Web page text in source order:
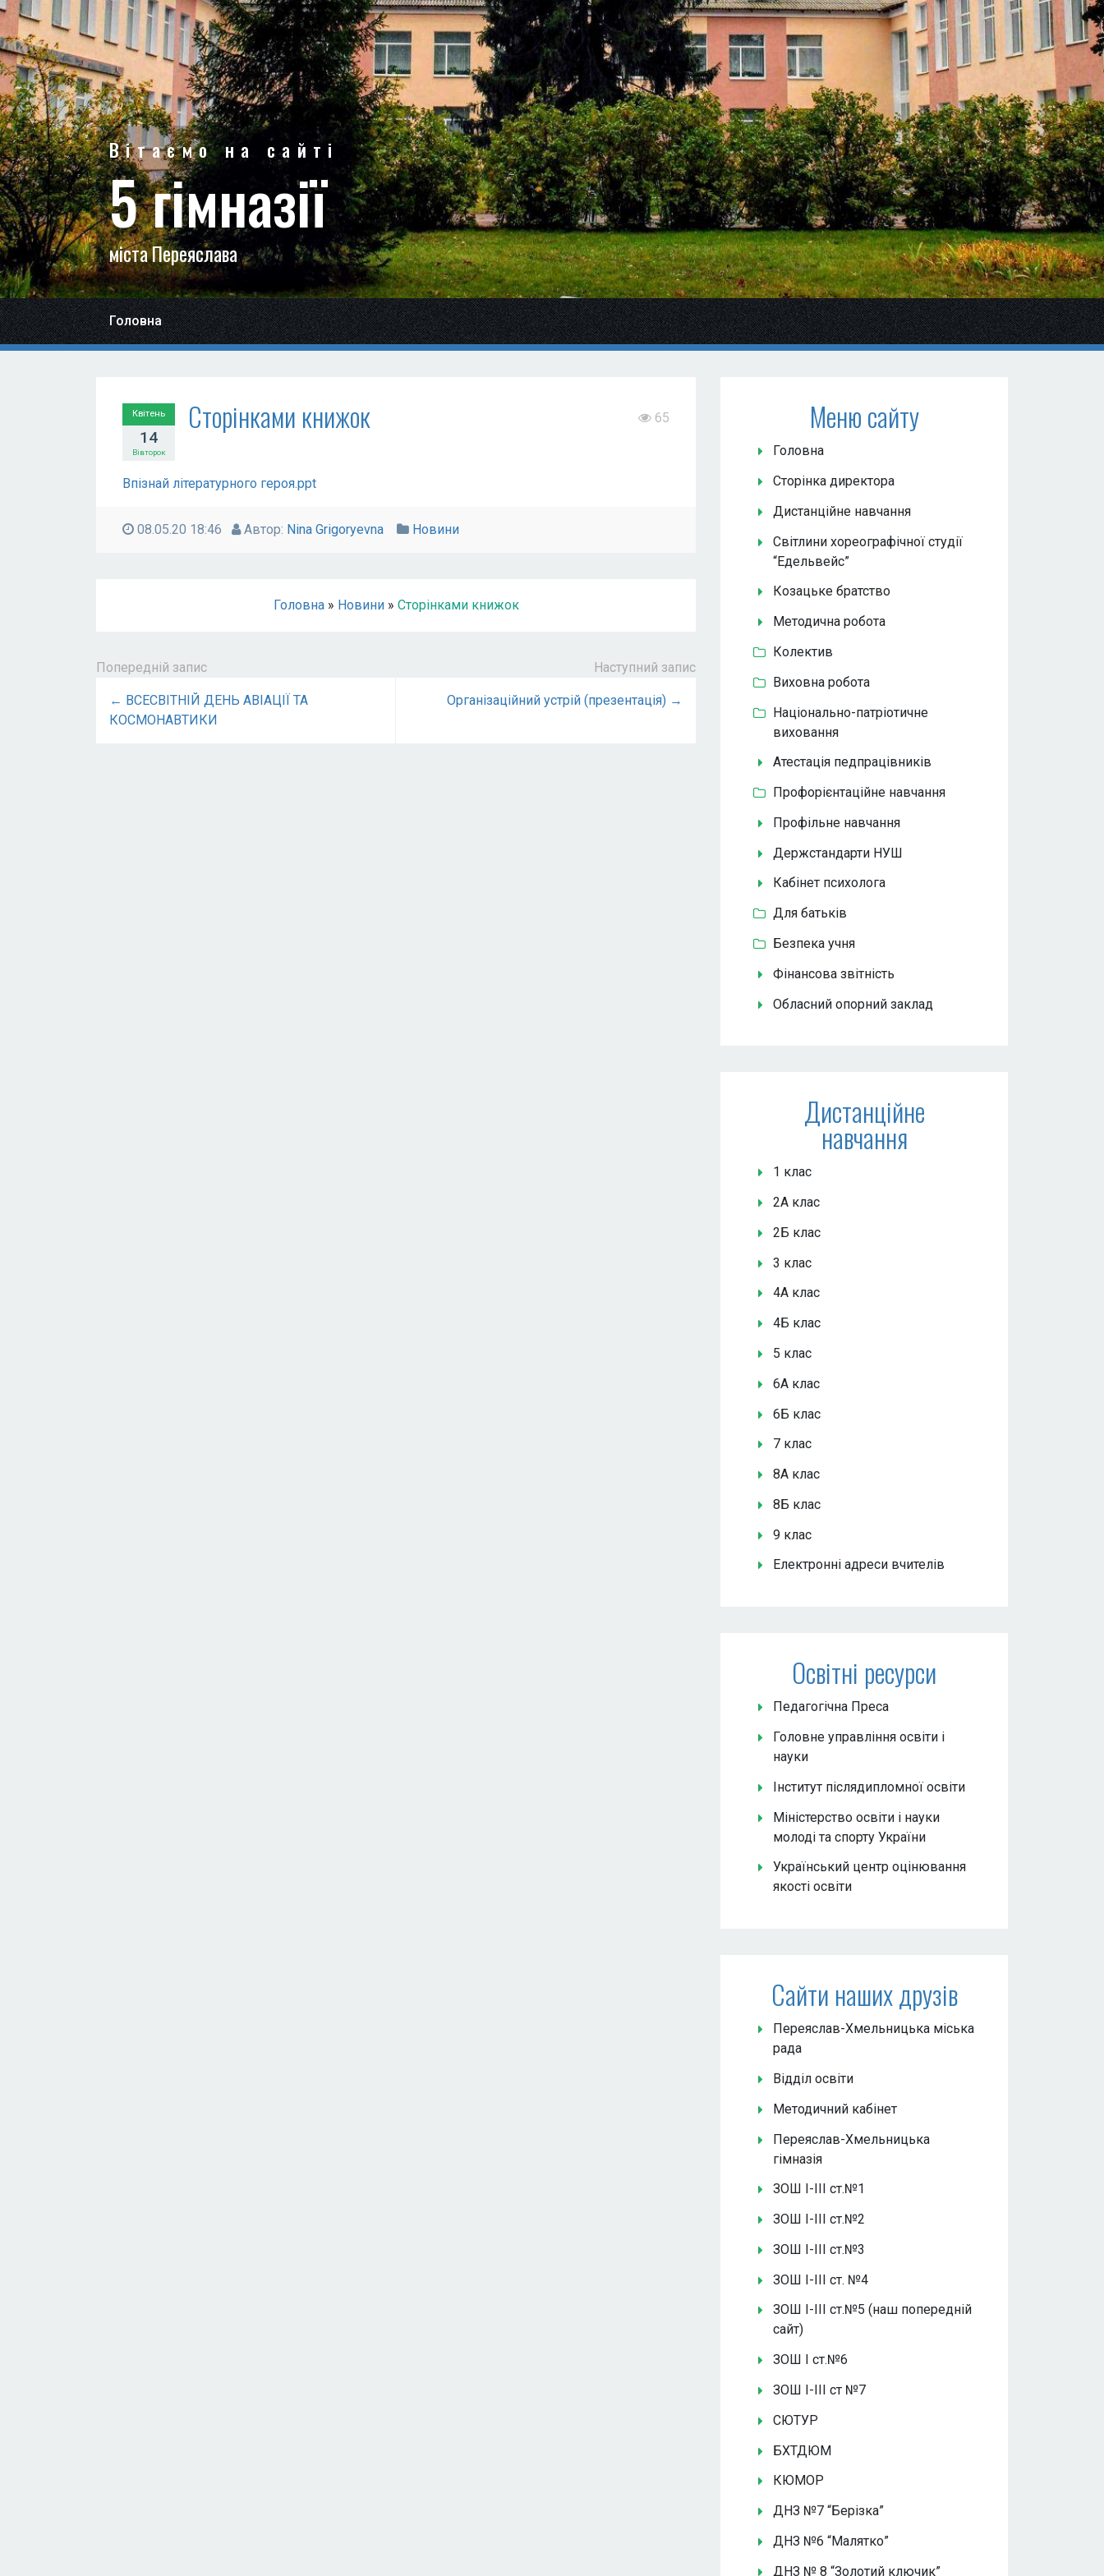
Вітаємо на сайті
5 гімназії
міста Переяслава
Головна
Квітень
14
Вівторок
Сторінками книжок 65
Впізнай літературного героя.ppt
08.05.20 18:46 Автор: Nina Grigoryevna Новини
Головна» Новини» Сторінками книжок
Попередній запис Наступний запис
← ВСЕСВІТНІЙ ДЕНЬ АВІАЦІЇ ТА
КОСМОНАВТИКИ
Організаційний устрій (презентація) →
Меню сайту
Головна
Сторінка директора
Дистанційне навчання
Світлини хореографічної студії
“Едельвейс”
Козацьке братство
Методична робота
Колектив
Виховна робота
Національно-патріотичне
виховання
Атестація педпрацівників
Профорієнтаційне навчання
Профільне навчання
Держстандарти НУШ
Кабінет психолога
Для батьків
Безпека учня
Фінансова звітність
Обласний опорний заклад
Дистанційне
навчання
1 клас
2А клас
2Б клас
3 клас
4А клас
4Б клас
5 клас
6А клас
6Б клас
7 клас
8А клас
8Б клас
9 клас
Електронні адреси вчителів
Освітні ресурси
Педагогічна Преса
Головне управління освіти і
науки
Інститут післядипломної освіти
Міністерство освіти і науки
молоді та спорту України
Український центр оцінювання
якості освіти
Сайти наших друзів
Переяслав-Хмельницька міська
рада
Відділ освіти
Методичний кабінет
Переяслав-Хмельницька
гімназія
ЗОШ І-ІІІ ст.№1
ЗОШ І-ІІІ ст.№2
ЗОШ І-ІІІ ст.№3
ЗОШ І-ІІІ ст. №4
ЗОШ І-ІІІ ст.№5 (наш попередній
сайт)
ЗОШ І ст.№6
ЗОШ І-ІІІ ст №7
СЮТУР
БХТДЮМ
КЮМОР
ДНЗ №7 “Берізка”
ДНЗ №6 “Малятко”
ДНЗ № 8 “Золотий ключик”